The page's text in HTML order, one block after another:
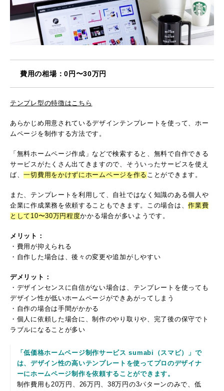
費用の相場：0円〜30万円
テンプレ型の特徴はこちら
あらかじめ用意されているデザインテンプレートを使って、ホー
ムページを制作する方法です。
「無料ホームページ作成」などで検索すると、無料で自作できる
サービスがたくさん出てきますので、そういったサービスを使え
ば、一切費用をかけずにホームページを作る ことができます。
また、テンプレートを利用して、自社ではなく知識のある個人や
企業に作成業務を依頼することもできます。この場合は、作業費
として10〜30万円程度かかる場合が多いようです。
メリット：
・費用が抑えられる
・自作した場合は、後々の変更や追加がしやすい
デメリット：
・デザインセンスに自信がない場合は、テンプレートを使っても
デザイン性が低いホームページができあがってしまう
・自作の場合は手間がかかる
・個人に依頼した場合に、制作のやり取りや、完了後の保守でト
ラブルになることが多い
「低価格ホームページ制作サービス sumabi（スマビ）」で
は、デザイン性の高いテンプレートを使ってプロのデザイナ
ーにホームページ制作を依頼することができます。
制作費用も20万円、26万円、38万円の3パターンのみで、低